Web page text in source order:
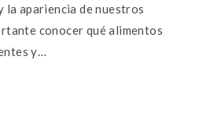
apariencia de nuestros
conocer qué alimentos
y…